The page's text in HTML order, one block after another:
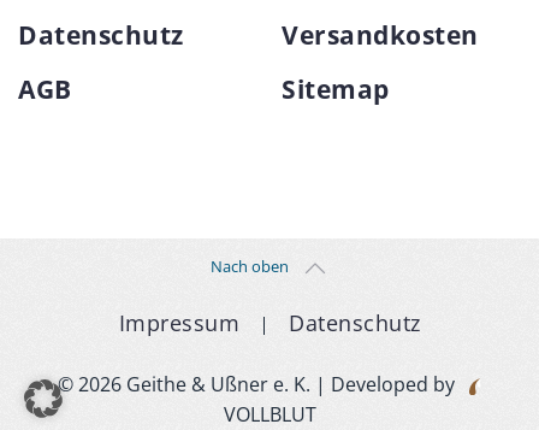
Datenschutz
AGB
Versandkosten
Sitemap
Nach oben
Impressum Datenschutz
©2026 Geithe & Ußner e. K. | Developed by
VOLLBLUT